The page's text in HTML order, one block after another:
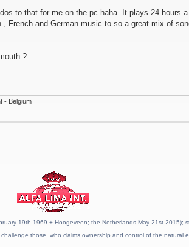
to that for me on the pc haha. It plays 24 hours
French and German music to so a great mix of
?
- Belgium
19th 1969 + Hoogeveen; the Netherlands May 21st 2015);
those, who claims ownership and control of the natural